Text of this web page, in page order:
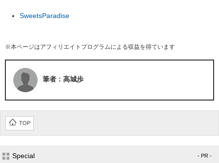
SweetsParadise
※本ページはアフィリエイトプログラムによる収益を得ています
筆者：高城歩
TOP
Special - PR -